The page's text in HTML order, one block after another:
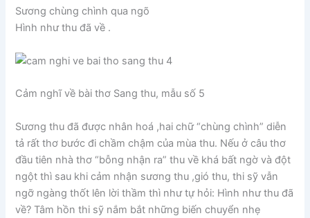
Sương chùng chình qua ngõ
Hình như thu đã về .
Cảm nghĩ về bài thơ Sang thu, mẫu số 5
Sương thu đã được nhân hoá ,hai chữ “chùng chình” diễn
tả rất thơ bước đi chầm chậm của mùa thu. Nếu ở câu thơ
đầu tiên nhà thơ “bỗng nhận ra” thu về khá bất ngờ và đột
ngột thì sau khi cảm nhận sương thu ,gió thu, thi sỹ vẫn
ngỡ ngàng thốt lên lời thầm thì như tự hỏi: Hình như thu đã
về? Tâm hồn thi sỹ nắm bắt những biến chuyển nhẹ